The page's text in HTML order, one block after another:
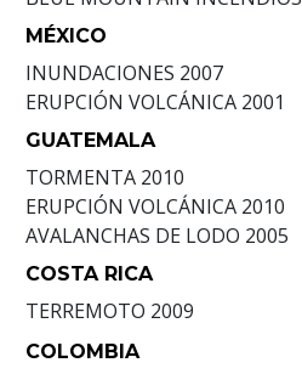
MÉXICO
INUNDACIONES 2007
ERUPCIÓN VOLCÁNICA 2001
GUATEMALA
TORMENTA 2010
ERUPCIÓN VOLCÁNICA 2010
AVALANCHAS DE LODO 2005
COSTA RICA
TERREMOTO 2009
COLOMBIA